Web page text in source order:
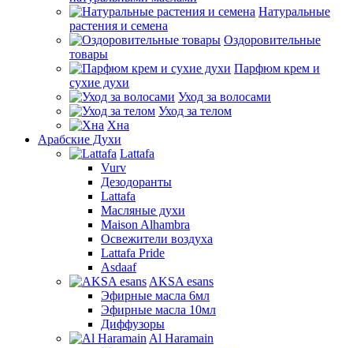
Натуральные
растения и семена
Оздоровительные
товары
Парфюм крем и
сухие духи
Уход за волосами
Уход за телом
Хна
Арабские Духи
Lattafa
Vurv
Дезодоранты
Lattafa
Масляные духи
Maison Alhambra
Освежители воздуха
Lattafa Pride
Asdaaf
AKSA esans
Эфирные масла 6мл
Эфирные масла 10мл
Диффузоры
Al Haramain